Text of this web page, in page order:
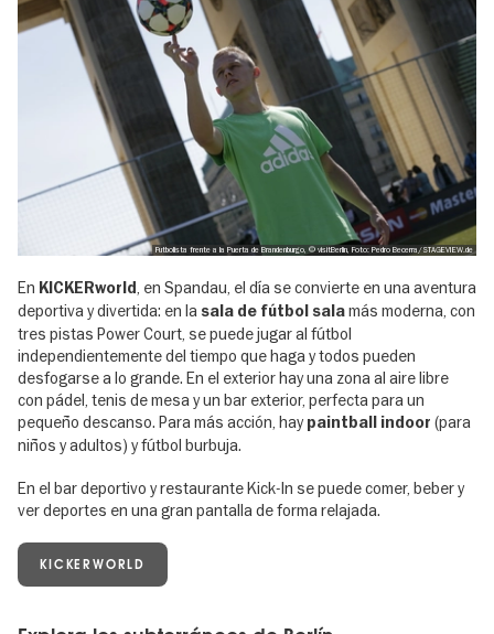
Futbolista frente a la Puerta de Brandenburgo, © visitBerlin, Foto: Pedro Becerra/STAGEVIEW.de
En KICKERworld, en Spandau, el día se convierte en una aventura
deportiva y divertida: en la sala de fútbol salamás moderna, con
tres pistas Power Court, se puede jugar al fútbol
independientemente del tiempo que haga y todos pueden
desfogarse a lo grande. En el exterior hay una zona al aire libre
con pádel, tenis de mesa y un bar exterior, perfecta para un
pequeño descanso. Para más acción, haypaintball indoor (para
niños y adultos) y fútbol burbuja.
En el bar deportivo y restaurante Kick-In se puede comer, beber y
ver deportes en una gran pantalla de forma relajada.
KICKERWORLD